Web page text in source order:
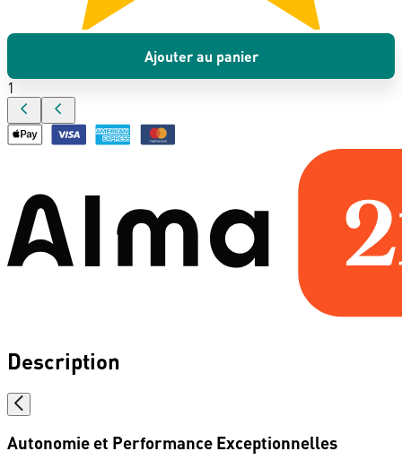
Ajouter au panier
1
Description
Autonomie et Performance Exceptionnelles